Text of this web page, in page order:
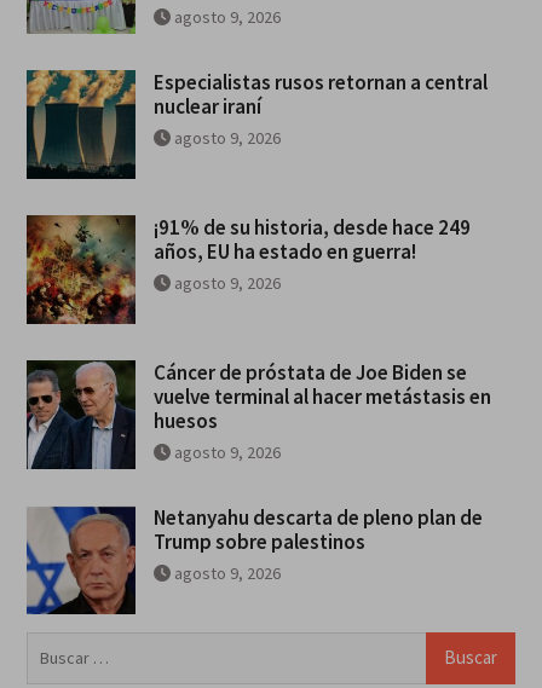
agosto 9, 2026
Especialistas rusos retornan a central
nuclear iraní
agosto 9, 2026
¡91% de su historia, desde hace 249
años, EU ha estado en guerra!
agosto 9, 2026
Cáncer de próstata de Joe Biden se
vuelve terminal al hacer metástasis en
huesos
agosto 9, 2026
Netanyahu descarta de pleno plan de
Trump sobre palestinos
agosto 9, 2026